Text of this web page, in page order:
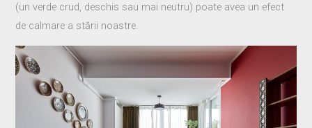
(un verde crud, deschis sau mai neutru) poate avea un efect
de calmare a stării noastre.